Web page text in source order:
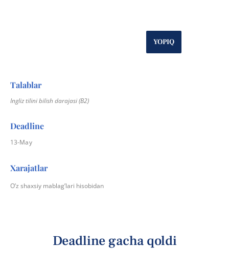
YOPIQ
Talablar
Ingliz tilini bilish darajasi(B2)
Deadline
13-May
Xarajatlar
O’z shaxsiy mablag’lari hisobidan
Deadline gacha qoldi